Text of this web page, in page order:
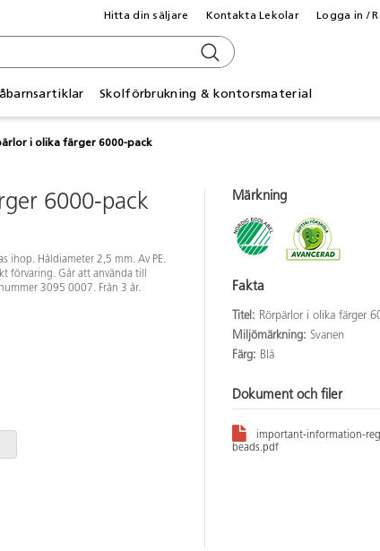
Skolförbrukning & kontorsmaterial
Hitta din säljare Kontakta Lekolar Logga in /
i olika färger 6000-pack
6000-pack
ihop. Håldiameter 2,5 mm. Av PE.
förvaring. Går att använda till
3095 0007. Från 3 år.
Märkning
Fakta
Titel: Rörpärlor i olika färger
Miljömärkning: Svanen
Färg: Blå
Dokument och filer
important-information-
beads.pdf